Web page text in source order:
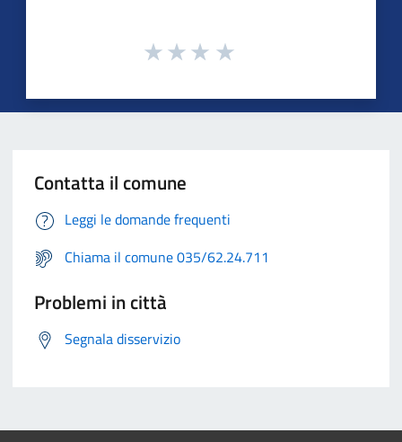
Contatta il comune
Leggi le domande frequenti
Chiama il comune 035/62.24.711
Problemi in città
Segnala disservizio